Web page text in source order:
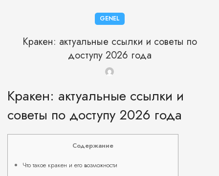
GENEL
Кракен: актуальные ссылки и советы по
доступу 2026 года
Кракен: актуальные ссылки и
советы по доступу 2026 года
Содержание
Что такое кракен и его возможности